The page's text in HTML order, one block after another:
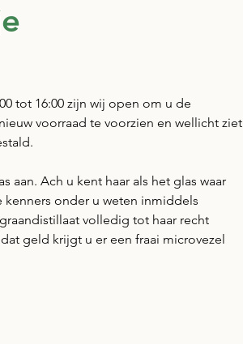
tot 16:00 zijn wij open om u de
voorraad te voorzien en wellicht ziet
aan. Ach u kent haar als het glas waar
onder u weten inmiddels
volledig tot haar recht
geld krijgt u er een fraai microvezel